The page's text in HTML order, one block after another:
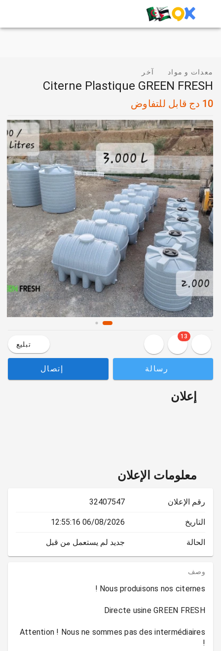
معدات و مواد آخر
Citerne Plastique GREEN FRESH
10 دج قابل للتفاوض
13
تبليع
رسالة إتصال
إعلان
معلومات الإعلان
رقم الإعلان 32407547
التاريخ 06/08/2026 12:55:16
الحالة جديد لم يستعمل من قبل
وصف
Attention ! Nous ne sommes pas des intermédiaires